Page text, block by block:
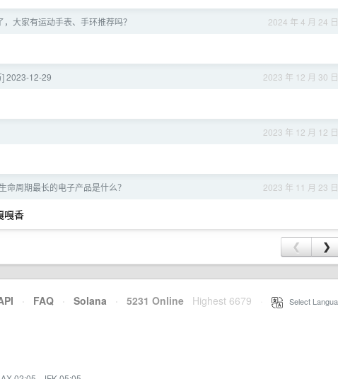
2024 年 4 月 24 日
，大家有运动手表、手环推荐吗？
2023 年 12 月 30 日
2023-12-29
2023 年 12 月 12 日
2023 年 11 月 23 日
命周期最长的电子产品是什么？
嘎香
❮ ❯
· FAQ · Solana · 5231 Online Highest 6679 Select